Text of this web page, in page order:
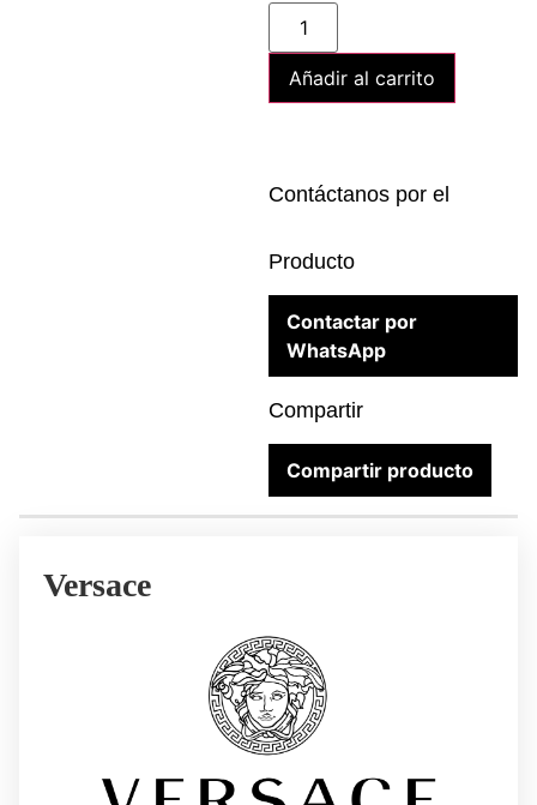
Añadir al carrito
Contáctanos por el
Producto
Contactar por
WhatsApp
Compartir
Compartir producto
Versace